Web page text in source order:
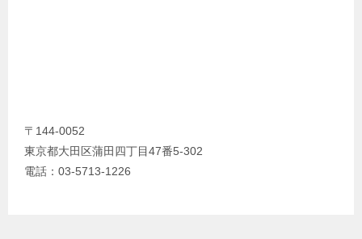
〒144-0052
東京都大田区蒲田四丁目47番5-302
電話：03-5713-1226